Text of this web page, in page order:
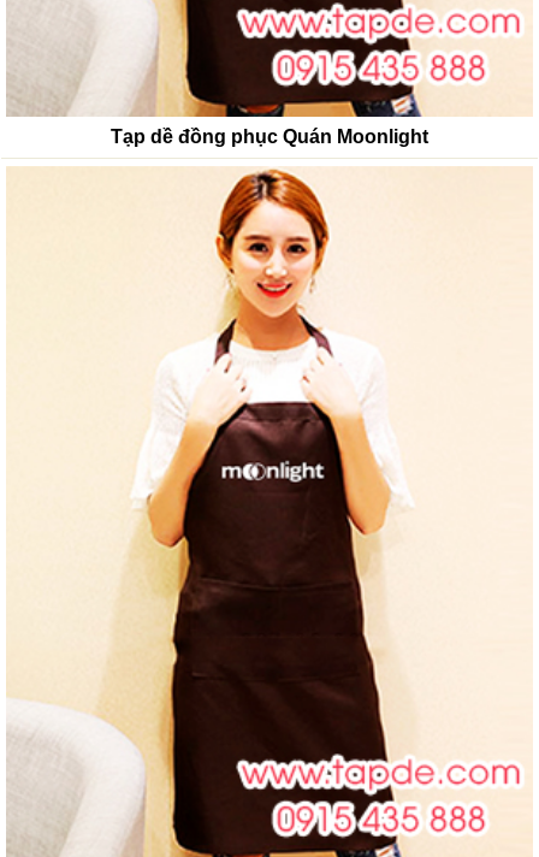
Tạp dề đồng phục Quán Moonlight